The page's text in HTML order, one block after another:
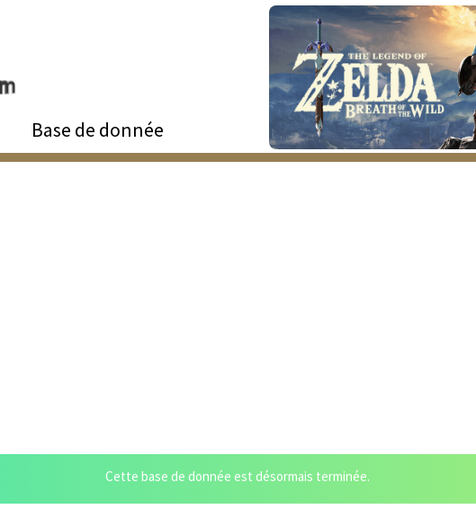
Base de donnée
Cette base de donnée est désormais terminée.